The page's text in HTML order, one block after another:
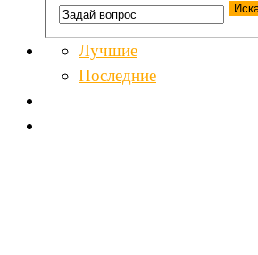
Лучшие
Последние